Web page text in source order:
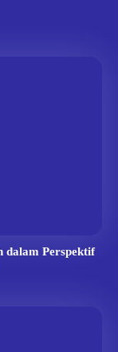
dalam Perspektif